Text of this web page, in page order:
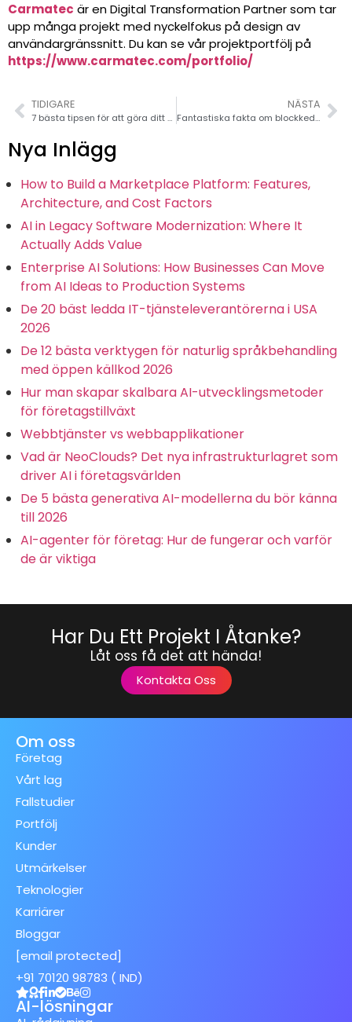
Carmatec är en Digital Transformation Partner som tar
upp många projekt med nyckelfokus på design av
användargränssnitt. Du kan se vår projektportfölj på
https://www.carmatec.com/portfolio/
TIDIGARE
7 bästa tipsen för att göra ditt nyhetsbrev mer klickbart
NÄSTA
Fantastiska fakta om blockkedjeadoption
Nya Inlägg
How to Build a Marketplace Platform: Features,
Architecture, and Cost Factors
AI in Legacy Software Modernization: Where It
Actually Adds Value
Enterprise AI Solutions: How Businesses Can Move
from AI Ideas to Production Systems
De 20 bäst ledda IT-tjänsteleverantörerna i USA
2026
De 12 bästa verktygen för naturlig språkbehandling
med öppen källkod 2026
Hur man skapar skalbara AI-utvecklingsmetoder
för företagstillväxt
Webbtjänster vs webbapplikationer
Vad är NeoClouds? Det nya infrastrukturlagret som
driver AI i företagsvärlden
De 5 bästa generativa AI-modellerna du bör känna
till 2026
AI-agenter för företag: Hur de fungerar och varför
de är viktiga
Har Du Ett Projekt I Åtanke?
Låt oss få det att hända!
Kontakta Oss
Om oss
Företag
Vårt lag
Fallstudier
Portfölj
Kunder
Utmärkelser
Teknologier
Karriärer
Bloggar
[email protected]
+91 70120 98783 ( IND)
AI-lösningar